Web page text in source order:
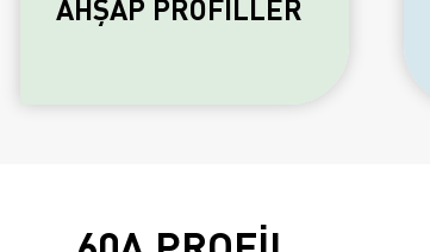
AHŞAP PROFİLLER